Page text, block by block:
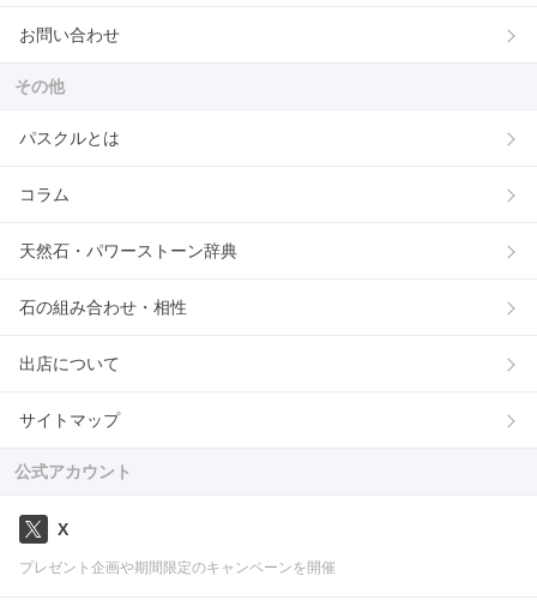
お問い合わせ
その他
パスクルとは
コラム
天然石・パワーストーン辞典
石の組み合わせ・相性
出店について
サイトマップ
公式アカウント
X
プレゼント企画や期間限定のキャンペーンを開催